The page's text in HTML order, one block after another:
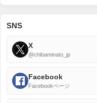
SNS
X
@chibaminato_jp
Facebook
Facebookページ